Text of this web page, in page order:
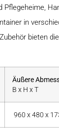
Pflegeheime,
in
bieten
Äußere
B x H x T
960 x 480 x